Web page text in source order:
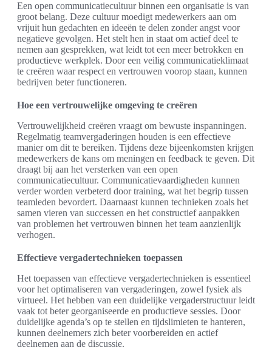
Een open communicatiecultuur binnen een organisatie is van
groot belang. Deze cultuur moedigt medewerkers aan om
vrijuit hun gedachten en ideeën te delen zonder angst voor
negatieve gevolgen. Het stelt hen in staat om actief deel te
nemen aan gesprekken, wat leidt tot een meer betrokken en
productieve werkplek. Door een veilig communicatieklimaat
te creëren waar respect en vertrouwen voorop staan, kunnen
bedrijven beter functioneren.
Hoe een vertrouwelijke omgeving te creëren
Vertrouwelijkheid creëren vraagt om bewuste inspanningen.
Regelmatig teamvergaderingen houden is een effectieve
manier om dit te bereiken. Tijdens deze bijeenkomsten krijgen
medewerkers de kans om meningen en feedback te geven. Dit
draagt bij aan het versterken van een open
communicatiecultuur. Communicatievaardigheden kunnen
verder worden verbeterd door training, wat het begrip tussen
teamleden bevordert. Daarnaast kunnen technieken zoals het
samen vieren van successen en het constructief aanpakken
van problemen het vertrouwen binnen het team aanzienlijk
verhogen.
Effectieve vergadertechnieken toepassen
Het toepassen van effectieve vergadertechnieken is essentieel
voor het optimaliseren van vergaderingen, zowel fysiek als
virtueel. Het hebben van een duidelijke vergaderstructuur leidt
vaak tot beter georganiseerde en productieve sessies. Door
duidelijke agenda’s op te stellen en tijdslimieten te hanteren,
kunnen deelnemers zich beter voorbereiden en actief
deelnemen aan de discussie.